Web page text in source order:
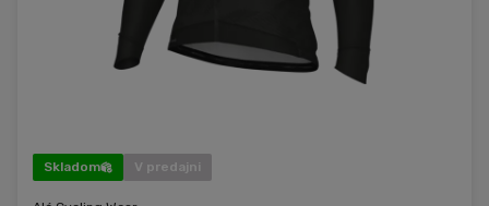
Skladom V predajni